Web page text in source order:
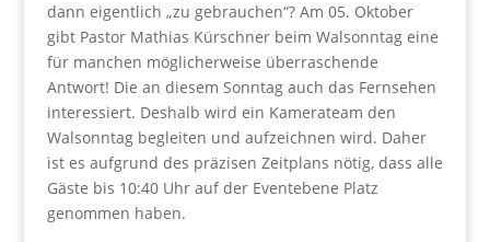
dann eigentlich „zu gebrauchen“? Am 05. Oktober
gibt Pastor Mathias Kürschner beim Walsonntag eine
für manchen möglicherweise überraschende
Antwort! Die an diesem Sonntag auch das Fernsehen
interessiert. Deshalb wird ein Kamerateam den
Walsonntag begleiten und aufzeichnen wird. Daher
ist es aufgrund des präzisen Zeitplans nötig, dass alle
Gäste bis 10:40 Uhr auf der Eventebene Platz
genommen haben.